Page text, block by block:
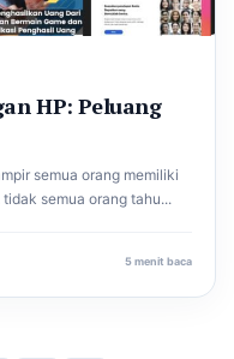
HP: Peluang
semua orang memiliki
semua orang tahu...
5 menit baca